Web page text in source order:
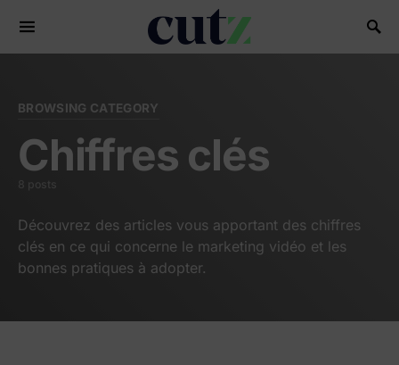
Search for:
BROWSING CATEGORY
Chiffres clés
Découvrez des articles vous apportant des chiffres
clés en ce qui concerne le marketing vidéo et les
bonnes pratiques à adopter.